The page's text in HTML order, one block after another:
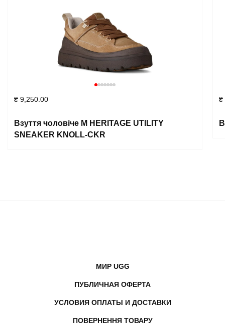
₴ 9,250.00
Взуття чоловіче M HERITAGE UTILITY
SNEAKER KNOLL-CKR
₴
МИР UGG
ПУБЛИЧНАЯ ОФЕРТА
УСЛОВИЯ ОПЛАТЫ И ДОСТАВКИ
ПОВЕРНЕННЯ ТОВАРУ